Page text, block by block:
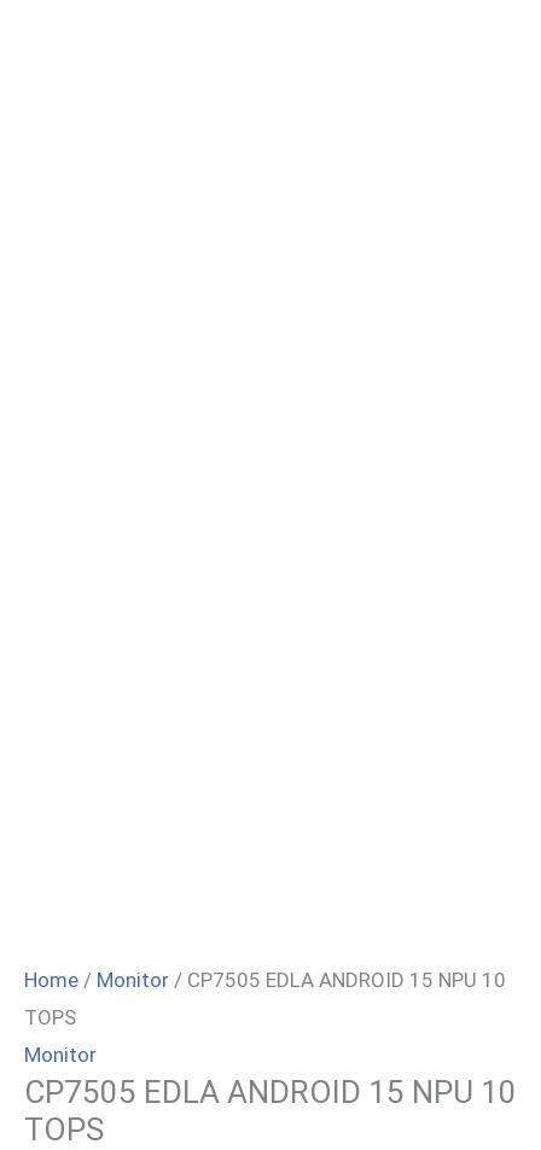
Home / Monitor / CP7505 EDLA ANDROID 15 NPU 10
TOPS
Monitor
CP7505 EDLA ANDROID 15 NPU 10
TOPS